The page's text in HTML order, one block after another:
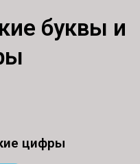
буквы и
цифры